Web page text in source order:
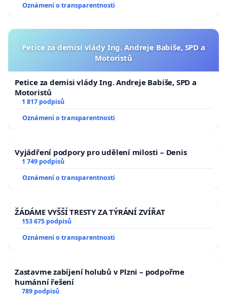
(Doplnění 6.1.2021 - Toto se však ukázalo jako nepravdivá
jeho rodině v článku ze strany starosty obce.)
Oznámení o transparentnosti
Petice za demisi vlády Ing. Andreje Babiše, SPD a
Motoristů
Petice za demisi vlády Ing. Andreje Babiše, SPD a
Motoristů
1 817 podpisů
Oznámení o transparentnosti
Vyjádření podpory pro udělení milosti – Denis
1 749 podpisů
Oznámení o transparentnosti
ŽÁDÁME VYŠŠÍ TRESTY ZA TÝRÁNÍ ZVÍŘAT
153 675 podpisů
Oznámení o transparentnosti
Zastavme zabíjení holubů v Plzni – podpořme
humánní řešení
789 podpisů